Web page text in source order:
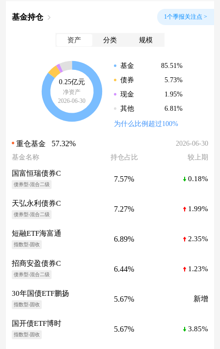
基金持仓 1个季报关注点 >
资产 分类 规模
0.25亿元
净资产
2026-06-30
基金
85.51%
债券
5.73%
现金
1.95%
其他
6.81%
为什么比例超过100%
重仓基金 57.32%
2026-06-30
基金名称
持仓占比 较上期
国富恒瑞债券C
债券型-混合二级
7.57% 0.18%
天弘永利债券C
债券型-混合二级
7.27% 1.99%
短融ETF海富通
指数型-固收
6.89% 2.35%
招商安盈债券C
债券型-混合二级
6.44% 1.23%
30年国债ETF鹏扬
指数型-固收
5.67% 新增
国开债ETF博时
指数型-固收
5.67% 3.85%